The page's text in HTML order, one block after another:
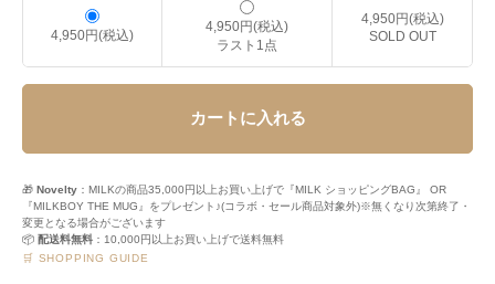
4,950円(税込)
4,950円(税込)
ラスト1点
4,950円(税込)
SOLD OUT
カートに入れる
🎁 Novelty ：MILKの商品35,000円以上お買い上げで『MILK ショッピングBAG』 OR
『MILKBOY THE MUG』をプレゼント♪(コラボ・セール商品対象外)※無くなり次第終了・
変更となる場合がございます
📦 配送料無料 ：10,000円以上お買い上げで送料無料
🛒 SHOPPING GUIDE